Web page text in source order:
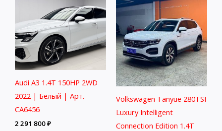
Audi A3 1.4T 150HP 2WD
2022 | Белый | Арт.
CA6456
2 291 800₽
Volkswagen Tanyue 280TSI
Luxury Intelligent
Connection Edition 1.4T